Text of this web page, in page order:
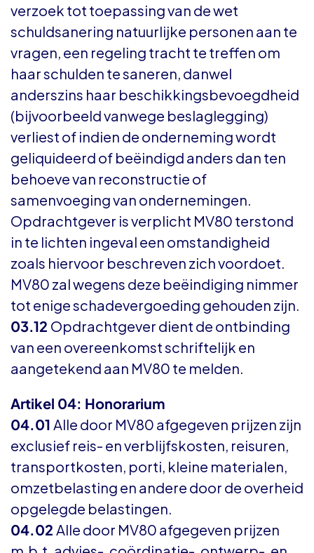
verzoek tot toepassing van de wet
schuldsanering natuurlijke personen aan te
vragen, een regeling tracht te treffen om
haar schulden te saneren, danwel
anderszins haar beschikkingsbevoegdheid
(bijvoorbeeld vanwege beslaglegging)
verliest of indien de onderneming wordt
geliquideerd of beëindigd anders dan ten
behoeve van reconstructie of
samenvoeging van ondernemingen.
Opdrachtgever is verplicht MV80 terstond
in te lichten ingeval een omstandigheid
zoals hiervoor beschreven zich voordoet.
MV80 zal wegens deze beëindiging nimmer
tot enige schadevergoeding gehouden zijn.
03.12 Opdrachtgever dient de ontbinding
van een overeenkomst schriftelijk en
aangetekend aan MV80 te melden.
Artikel 04: Honorarium
04.01 Alle door MV80 afgegeven prijzen zijn
exclusief reis- en verblijfskosten, reisuren,
transportkosten, porti, kleine materialen,
omzetbelasting en andere door de overheid
opgelegde belastingen.
04.02 Alle door MV80 afgegeven prijzen